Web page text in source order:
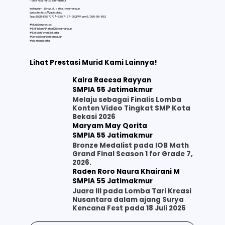
Instagram : @yapi.al_azhar.rawamangun
Website :http://yapi.sch.id/
Telp : (021) 47867777 / +62 817- 371-952(WA only) / 0815-1191-1952
#Muridberprestasi
#SMPIslamAlAzhar12Rawamangun
#SekolahFavoritJakarta
#Beradabdanberkemajuan
#alazharjakarta
Lihat Prestasi Murid Kami Lainnya!
Kaira Raeesa Rayyan
SMPIA 55 Jatimakmur
Melaju sebagai Finalis Lomba
Konten Video Tingkat SMP Kota
Bekasi 2026
Maryam May Qorita
SMPIA 55 Jatimakmur
Bronze Medalist pada IOB Math
Grand Final Season 1 for Grade 7,
2026.
Raden Roro Naura Khairani M
SMPIA 55 Jatimakmur
Juara III pada Lomba Tari Kreasi
Nusantara dalam ajang Surya
Kencana Fest pada 18 Juli 2026